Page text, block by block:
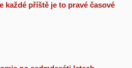
každé příště je to pravé časové